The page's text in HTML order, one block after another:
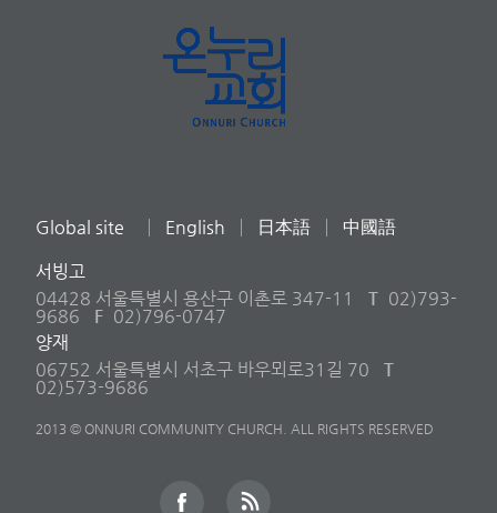
Global site English 日本語 中國語
서빙고
04428 서울특별시 용산구 이촌로 347-11
T 02)793-
9686
F 02)796-0747
양재
06752 서울특별시 서초구 바우뫼로31길 70
T
02)573-9686
2013 © ONNURI COMMUNITY CHURCH. ALL RIGHTS RESERVED